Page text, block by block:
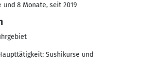
und 8 Monate, seit 2019
Sushikurse und